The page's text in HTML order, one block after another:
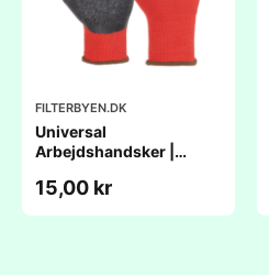
FILTERBYEN.DK
Universal
Arbejdshandsker |
15,00 kr